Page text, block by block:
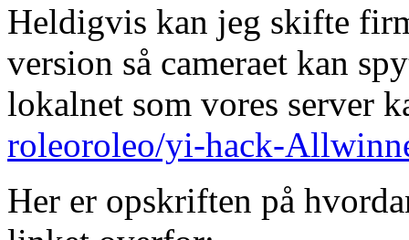
Heldigvis kan jeg skifte
version så cameraet kan
lokalnet som vores server
roleoroleo/yi-hack-
Her er opskriften på